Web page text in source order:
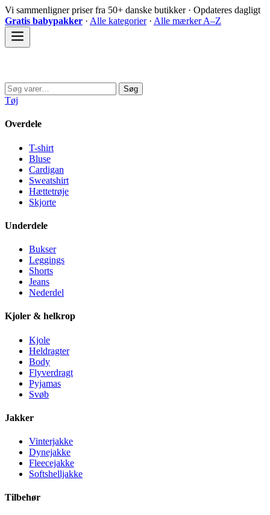
Spring
til
indhold
Vi sammenligner priser fra 50+ danske butikker · Opdateres dagligt
Gratis babypakker · Alle kategorier· Alle mærker A–Z
Søg
efter:
Søg
Tøj
Overdele
T-shirt
Bluse
Cardigan
Sweatshirt
Hættetrøje
Skjorte
Underdele
Bukser
Leggings
Shorts
Jeans
Nederdel
Kjoler & helkrop
Kjole
Heldragter
Body
Flyverdragt
Pyjamas
Svøb
Jakker
Vinterjakke
Dynejakke
Fleecejakke
Softshelljakke
Tilbehør